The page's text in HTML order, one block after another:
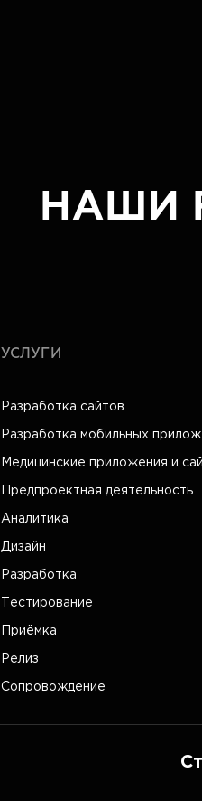
НАШИ
УСЛУГИ
Разработка сайтов
Разработка мобильных
Медицинские приложения и
Предпроектная деятельность
Аналитика
Дизайн
Разработка
Тестирование
Приёмка
Релиз
Сопровождение